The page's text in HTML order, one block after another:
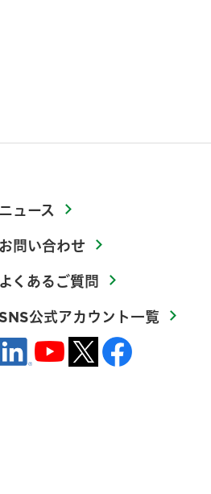
ニュース
お問い合わせ
よくあるご質問
SNS公式アカウント一覧